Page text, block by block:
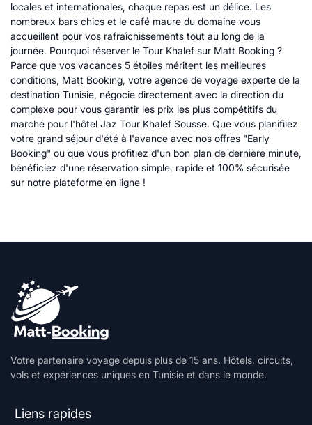
locales et internationales, chaque repas est un délice. Les
nombreux bars chics et le café maure du domaine vous
accueillent pour vos rafraîchissements tout au long de la
journée. Pourquoi réserver le Tour Khalef sur Matt Booking ?
Parce que vos vacances 5 étoiles méritent les meilleures
conditions, Matt Booking, votre agence de voyage experte de la
destination Tunisie, négocie directement avec la direction du
complexe pour vous garantir les prix les plus compétitifs du
marché pour l'hôtel Jaz Tour Khalef Sousse. Que vous planifiiez
votre grand séjour d'été à l'avance avec nos offres "Early
Booking" ou que vous profitiez d'un bon plan de dernière minute,
bénéficiez d'une réservation simple, rapide et 100% sécurisée
sur notre plateforme en ligne !
Votre partenaire voyage depuis plus de 15 ans. Hôtels, circuits,
vols et expériences uniques en Tunisie et dans le monde.
Liens rapides